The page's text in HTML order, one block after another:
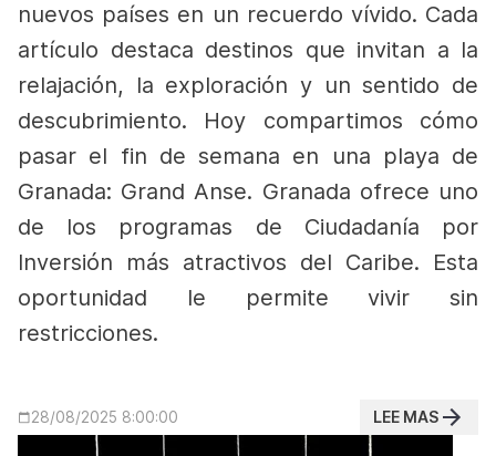
nuevos países en un recuerdo vívido. Cada
artículo destaca destinos que invitan a la
relajación, la exploración y un sentido de
descubrimiento. Hoy compartimos cómo
pasar el fin de semana en una playa de
Granada: Grand Anse. Granada ofrece uno
de los programas de Ciudadanía por
Inversión más atractivos del Caribe. Esta
oportunidad le permite vivir sin
restricciones.
28/08/2025 8:00:00 LEE MAS